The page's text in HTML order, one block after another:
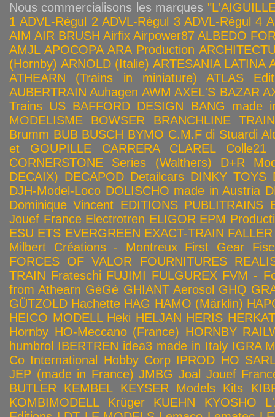
Nous commercialisons les marques
1 ADVL-Régul 2 ADVL-Régul 3 ADVL-Régul 4
AIM AIR BRUSH Airfix Airpower87 ALBEDO
AMJL APOCOPA ARA Production
(Hornby) ARNOLD (Italie) ARTESANIA LATINA
ATHEARN (Trains in miniature)
ATLAS
AUBERTRAIN Auhagen AWM AXEL'S BAZAR
Trains US BAFFORD DESIGN
BANG made
MODELISME
BOWSER
BRANCHLINE
Brumm BUB BUSCH BYMO C.M.F di Stuardi
et GOUPILLE
CARRERA CLAREL
Colle21
CORNERSTONE Series (Walthers)
D+R
DECAIX) DECAPOD Detailcars DINKY TOYS
DJH-Model-Loco DOLISCHO made in Austria
Dominique Vincent EDITIONS PUBLITRAINS
Jouef France Electrotren ELIGOR EPM
ESU ETS EVERGREEN EXACT-TRAIN FALLER
Milbert Créations - Montreux First Gear
FORCES OF VALOR
FOURNITURES
TRAIN Frateschi FUJIMI FULGUREX FVM -
from Athearn GéGé GHIANT Aerosol GHQ
GÜTZOLD Hachette HAG HAMO (Märklin)
HEICO MODELL Heki HELJAN HERIS HERKAT
Hornby HO-Meccano (France) HORNBY
humbrol IBERTREN idea3 made in Italy IGRA
Co International Hobby Corp IPROD HO
JEP (made in France) JMBG Joal Jouef
BUTLER
KEMBEL KEYSER Models Kits
KOMBIMODELL
Krüger KUEHN KYOSHO